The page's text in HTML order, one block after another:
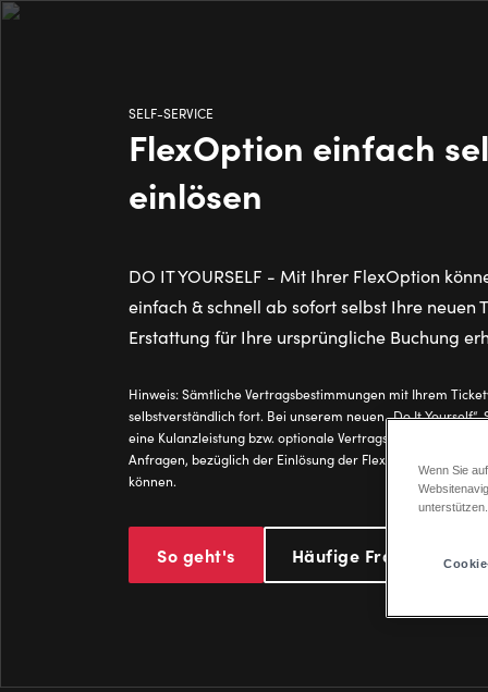
Direkt
SELF-SERVICE
FlexOption einfach
einlösen
DO IT YOURSELF - Mit Ihrer FlexOption
einfach & schnell ab sofort selbst Ihre neuen
Erstattung für Ihre ursprüngliche Buchung
Hinweis: Sämtliche Vertragsbestimmungen mit Ihrem
selbstverständlich fort. Bei unserem neuen „Do It
eine Kulanzleistung bzw. optionale Vertragsanpassung, um
Anfragen, bezüglich der Einlösung der FlexOption, noch
können.
So geht's Häufige Fragen
Wenn Sie